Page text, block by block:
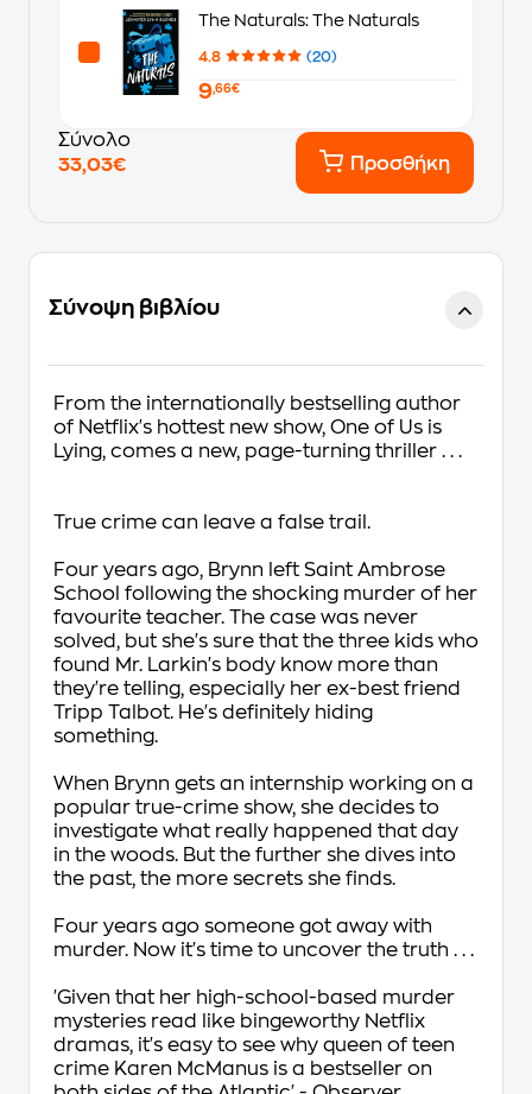
The Naturals: The Naturals
4.8 (20)
9,66€
Σύνολο
33,03€
Προσθήκη
Σύνοψη βιβλίου
From the internationally bestselling author
of Netflix's hottest new show, One of Us is
Lying, comes a new, page-turning thriller . . .
True crime can leave a false trail.
Four years ago, Brynn left Saint Ambrose
School following the shocking murder of her
favourite teacher. The case was never
solved, but she's sure that the three kids who
found Mr. Larkin's body know more than
they're telling, especially her ex-best friend
Tripp Talbot. He's definitely hiding
something.
When Brynn gets an internship working on a
popular true-crime show, she decides to
investigate what really happened that day
in the woods. But the further she dives into
the past, the more secrets she finds.
Four years ago someone got away with
murder. Now it's time to uncover the truth . . .
'Given that her high-school-based murder
mysteries read like bingeworthy Netflix
dramas, it's easy to see why queen of teen
crime Karen McManus is a bestseller on